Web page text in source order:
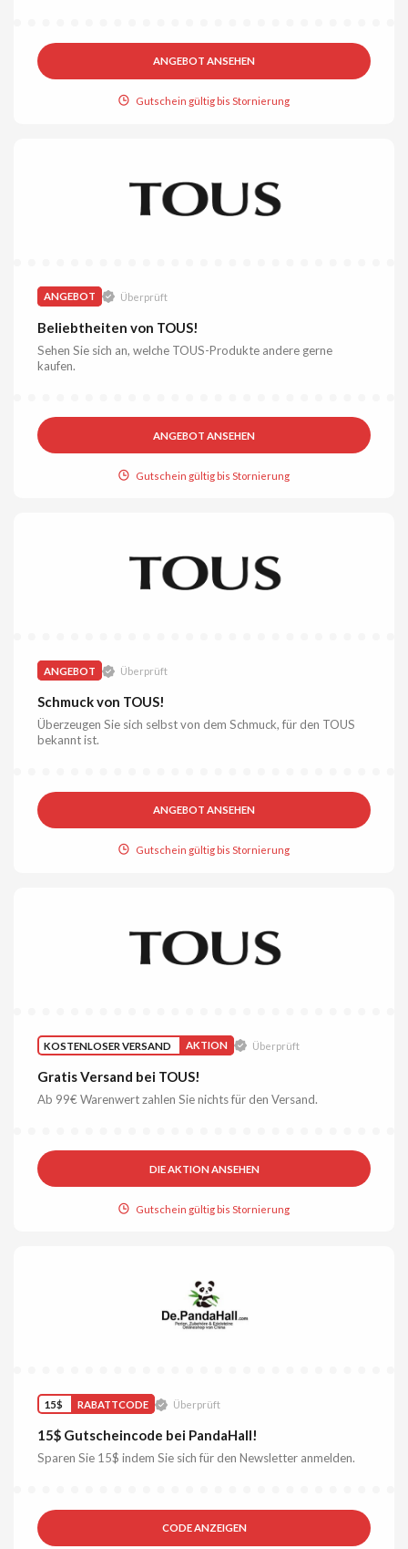
ANGEBOT ANSEHEN
Gutschein gültig bis Stornierung
ANGEBOT Überprüft
Beliebtheiten von TOUS!
Sehen Sie sich an, welche TOUS-Produkte andere gerne
kaufen.
ANGEBOT ANSEHEN
Gutschein gültig bis Stornierung
ANGEBOT Überprüft
Schmuck von TOUS!
Überzeugen Sie sich selbst von dem Schmuck, für den TOUS
bekannt ist.
ANGEBOT ANSEHEN
Gutschein gültig bis Stornierung
KOSTENLOSER VERSAND AKTION Überprüft
Gratis Versand bei TOUS!
Ab 99€ Warenwert zahlen Sie nichts für den Versand.
DIE AKTION ANSEHEN
Gutschein gültig bis Stornierung
15$ RABATTCODE Überprüft
15$ Gutscheincode bei PandaHall!
Sparen Sie 15$ indem Sie sich für den Newsletter anmelden.
CODE ANZEIGEN